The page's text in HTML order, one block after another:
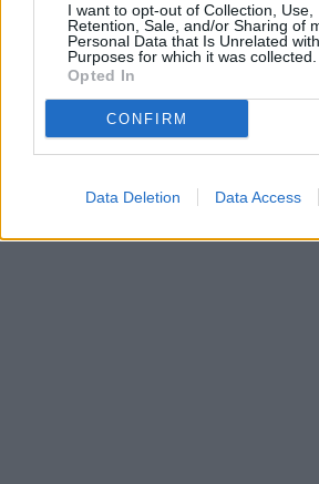
I want to opt-out of Collection, Use,
Retention, Sale, and/or Sharing of
Personal Data that Is Unrelated
Purposes for which it was collected.
Opted In
CONFIRM
Data Deletion Data Access